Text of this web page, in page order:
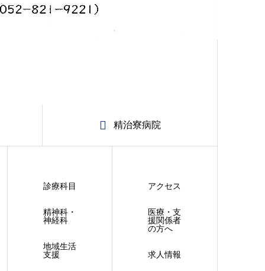
精治寮病院
診療科目
精神科・
神経科
地域生活
支援
アクセス
医療・支
援関係者
の方へ
求人情報